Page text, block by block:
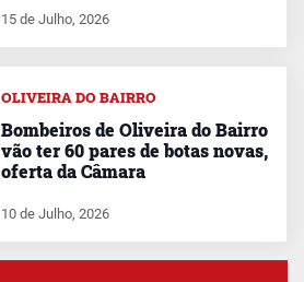
15 de Julho, 2026
OLIVEIRA DO BAIRRO
Bombeiros de Oliveira do Bairro
vão ter 60 pares de botas novas,
oferta da Câmara
10 de Julho, 2026